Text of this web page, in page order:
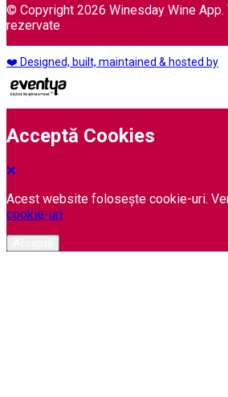
© Copyright 2026 Winesday Wine
rezervate
❤️ Designed, built, maintained & hosted by
Acceptă Cookies
Acest website folosește cookie-uri.
cookie-uri